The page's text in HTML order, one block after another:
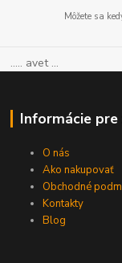
Môžete sa
..... avet ...
Informácie pre
O nás
Ako nakupovať
Obchodné
Kontakty
Blog